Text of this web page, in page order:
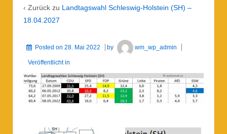
‹ Zurück zu Landtagswahl Schleswig-Holstein (SH) –
18.04.2027
Posted on 28. Mai 2022 by wm_wp_admin
Veröffentlicht in